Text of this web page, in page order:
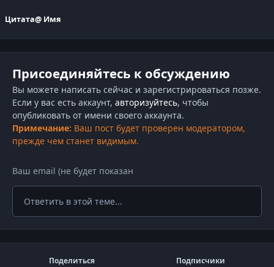
Цитата@ Имя
Присоединяйтесь к обсуждению
Вы можете написать сейчас и зарегистрироваться позже.
Если у вас есть аккаунт, авторизуйтесь, чтобы
опубликовать от имени своего аккаунта.
Примечание: Ваш пост будет проверен модератором,
прежде чем станет видимым.
Ответить в этой теме...
Поделиться Подписчики